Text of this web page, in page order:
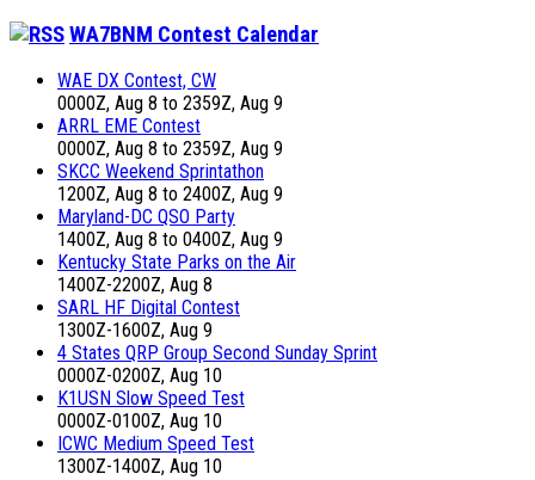
WA7BNM Contest Calendar
WAE DX Contest, CW
0000Z, Aug 8 to 2359Z, Aug 9
ARRL EME Contest
0000Z, Aug 8 to 2359Z, Aug 9
SKCC Weekend Sprintathon
1200Z, Aug 8 to 2400Z, Aug 9
Maryland-DC QSO Party
1400Z, Aug 8 to 0400Z, Aug 9
Kentucky State Parks on the Air
1400Z-2200Z, Aug 8
SARL HF Digital Contest
1300Z-1600Z, Aug 9
4 States QRP Group Second Sunday Sprint
0000Z-0200Z, Aug 10
K1USN Slow Speed Test
0000Z-0100Z, Aug 10
ICWC Medium Speed Test
1300Z-1400Z, Aug 10